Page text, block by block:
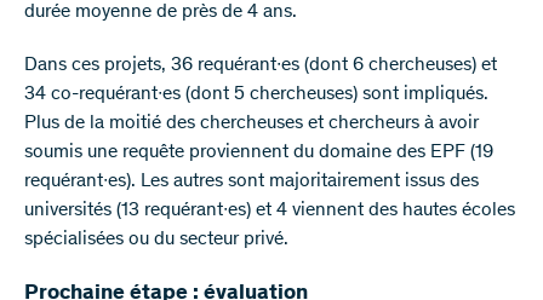
durée moyenne de près de 4 ans.
Dans ces projets, 36 requérant∙es (dont 6 chercheuses) et
34 co-requérant∙es (dont 5 chercheuses) sont impliqués.
Plus de la moitié des chercheuses et chercheurs à avoir
soumis une requête proviennent du domaine des EPF (19
requérant∙es). Les autres sont majoritairement issus des
universités (13 requérant∙es) et 4 viennent des hautes écoles
spécialisées ou du secteur privé.
Prochaine étape : évaluation